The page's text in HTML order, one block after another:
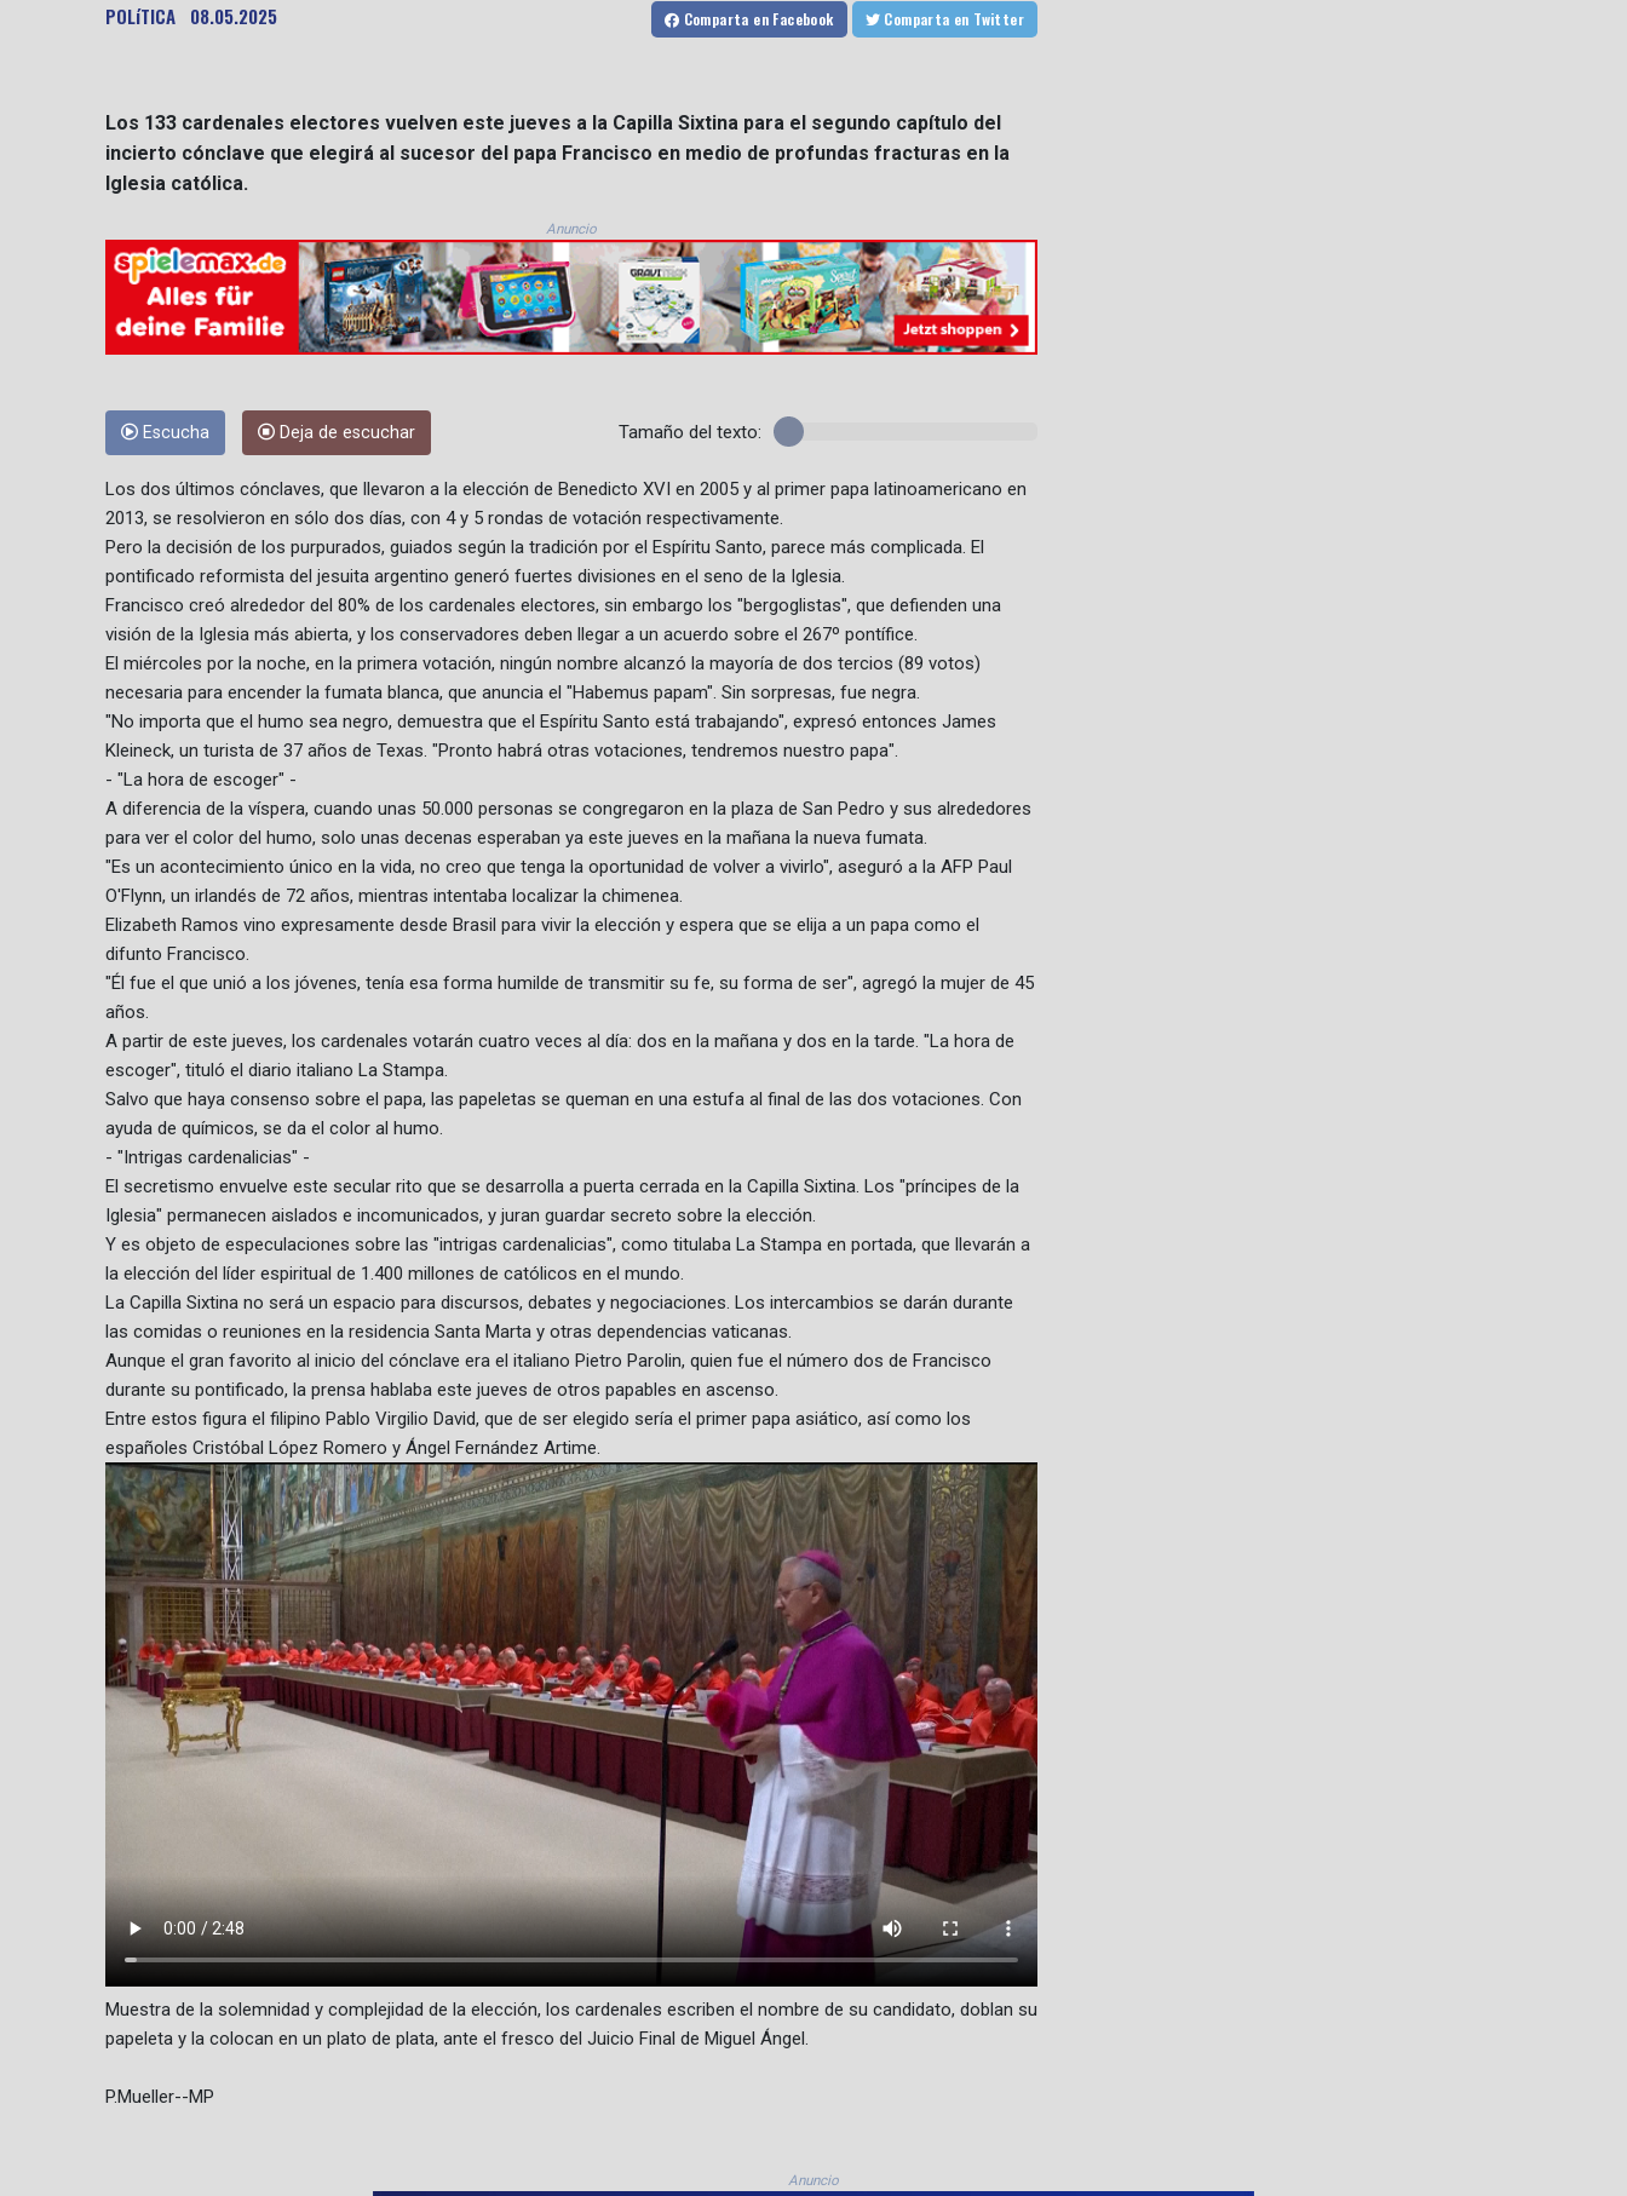
POLíTICA 08.05.2025 Comparta en Facebook Comparta en Twitter
Los 133 cardenales electores vuelven este jueves a la Capilla Sixtina para el segundo capítulo del
incierto cónclave que elegirá al sucesor del papa Francisco en medio de profundas fracturas en la
Iglesia católica.
Anuncio
Escucha Deja de escuchar Tamaño del texto:
Los dos últimos cónclaves, que llevaron a la elección de Benedicto XVI en 2005 y al primer papa latinoamericano en
2013, se resolvieron en sólo dos días, con 4 y 5 rondas de votación respectivamente.
Pero la decisión de los purpurados, guiados según la tradición por el Espíritu Santo, parece más complicada. El
pontificado reformista del jesuita argentino generó fuertes divisiones en el seno de la Iglesia.
Francisco creó alrededor del 80% de los cardenales electores, sin embargo los "bergoglistas", que defienden una
visión de la Iglesia más abierta, y los conservadores deben llegar a un acuerdo sobre el 267º pontífice.
El miércoles por la noche, en la primera votación, ningún nombre alcanzó la mayoría de dos tercios (89 votos)
necesaria para encender la fumata blanca, que anuncia el "Habemus papam". Sin sorpresas, fue negra.
"No importa que el humo sea negro, demuestra que el Espíritu Santo está trabajando", expresó entonces James
Kleineck, un turista de 37 años de Texas. "Pronto habrá otras votaciones, tendremos nuestro papa".
- "La hora de escoger" -
A diferencia de la víspera, cuando unas 50.000 personas se congregaron en la plaza de San Pedro y sus alrededores
para ver el color del humo, solo unas decenas esperaban ya este jueves en la mañana la nueva fumata.
"Es un acontecimiento único en la vida, no creo que tenga la oportunidad de volver a vivirlo", aseguró a la AFP Paul
O'Flynn, un irlandés de 72 años, mientras intentaba localizar la chimenea.
Elizabeth Ramos vino expresamente desde Brasil para vivir la elección y espera que se elija a un papa como el
difunto Francisco.
"Él fue el que unió a los jóvenes, tenía esa forma humilde de transmitir su fe, su forma de ser", agregó la mujer de 45
años.
A partir de este jueves, los cardenales votarán cuatro veces al día: dos en la mañana y dos en la tarde. "La hora de
escoger", tituló el diario italiano La Stampa.
Salvo que haya consenso sobre el papa, las papeletas se queman en una estufa al final de las dos votaciones. Con
ayuda de químicos, se da el color al humo.
- "Intrigas cardenalicias" -
El secretismo envuelve este secular rito que se desarrolla a puerta cerrada en la Capilla Sixtina. Los "príncipes de la
Iglesia" permanecen aislados e incomunicados, y juran guardar secreto sobre la elección.
Y es objeto de especulaciones sobre las "intrigas cardenalicias", como titulaba La Stampa en portada, que llevarán a
la elección del líder espiritual de 1.400 millones de católicos en el mundo.
La Capilla Sixtina no será un espacio para discursos, debates y negociaciones. Los intercambios se darán durante
las comidas o reuniones en la residencia Santa Marta y otras dependencias vaticanas.
Aunque el gran favorito al inicio del cónclave era el italiano Pietro Parolin, quien fue el número dos de Francisco
durante su pontificado, la prensa hablaba este jueves de otros papables en ascenso.
Entre estos figura el filipino Pablo Virgilio David, que de ser elegido sería el primer papa asiático, así como los
españoles Cristóbal López Romero y Ángel Fernández Artime.
Muestra de la solemnidad y complejidad de la elección, los cardenales escriben el nombre de su candidato, doblan su
papeleta y la colocan en un plato de plata, ante el fresco del Juicio Final de Miguel Ángel.
P.Mueller--MP
Anuncio